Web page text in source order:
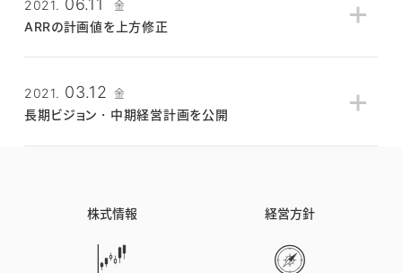
1. 広告宣伝への集中投下
3. スマレジ・タイムカードの強化
1. 広告宣伝への集中投下
3.決済サービスの強化
長期ビジョン・中期経営計画 説明資料
2021. 06.11 金
ARRの計画値を上方修正
変更前 23.0億 33.2億
変更後 27.0億 36.7億 50.0億
2021. 03.12 金
長期ビジョン・中期経営計画を公開
長期ビジョン・中期経営計画 説明動画の書き起こし
長期ビジョン・中期経営計画 Q&A
株式情報 経営方針